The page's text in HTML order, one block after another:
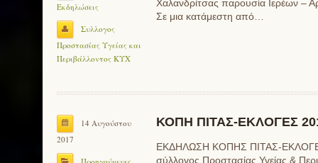
Εκδηλώσεις
Συλλογος
Προστασίας Υγείας και
Περιβάλλοντος ΚΥΧ
Χαλανδρίτσας παρουσία Ιερέων –
Σε μια κατάμεστη από…
14 Αυγούστου
2017
ΚΟΠΗ ΠΙΤΑΣ-ΕΚΛΟΓΕΣ
ΕΚΔΗΛΩΣΗ ΚΟΠΗΣ ΠΙΤΑΣ-
σύλλογος Προστασίας Υγείας &